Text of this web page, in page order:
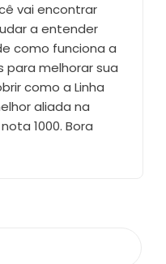
vai encontrar
a entender
como funciona a
melhorar sua
como a Linha
aliada na
1000. Bora